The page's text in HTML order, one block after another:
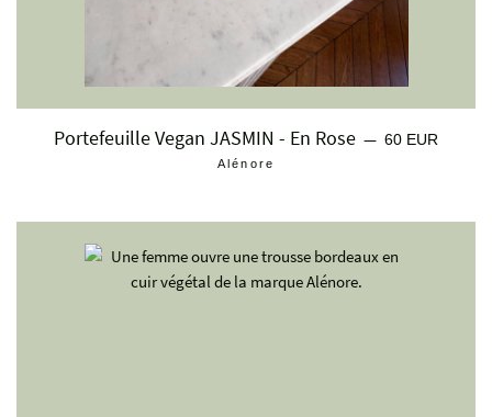
Portefeuille Vegan JASMIN - En Rose — Prix régulier
60 EUR
Alénore